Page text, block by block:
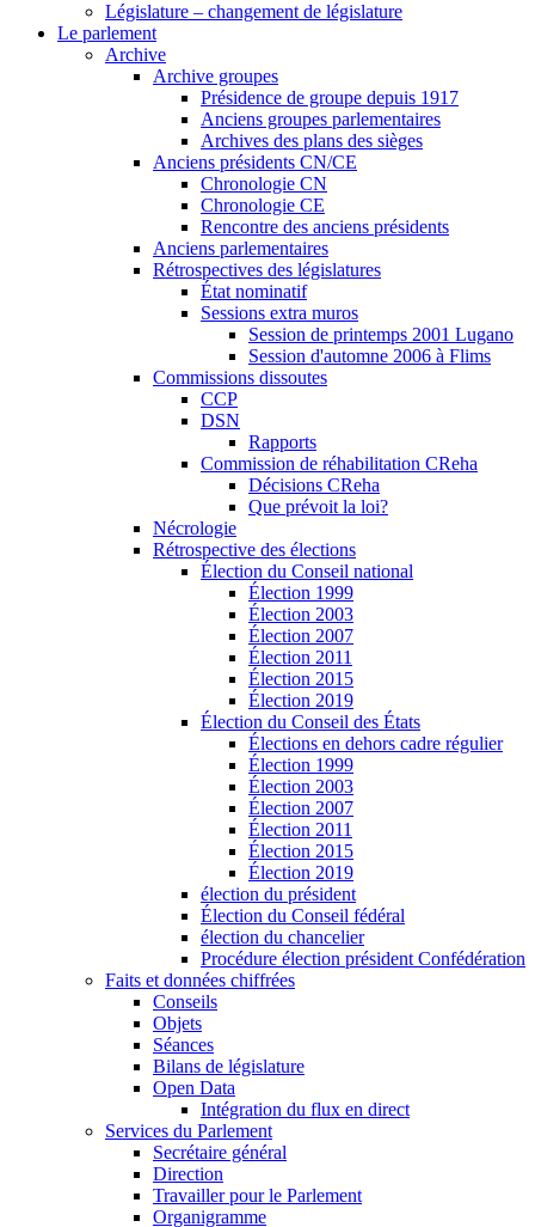
Législature – changement de législature
Le parlement
Archive
Archive groupes
Présidence de groupe depuis 1917
Anciens groupes parlementaires
Archives des plans des sièges
Anciens présidents CN/CE
Chronologie CN
Chronologie CE
Rencontre des anciens présidents
Anciens parlementaires
Rétrospectives des législatures
État nominatif
Sessions extra muros
Session de printemps 2001 Lugano
Session d'automne 2006 à Flims
Commissions dissoutes
CCP
DSN
Rapports
Commission de réhabilitation CReha
Décisions CReha
Que prévoit la loi?
Nécrologie
Rétrospective des élections
Élection du Conseil national
Élection 1999
Élection 2003
Élection 2007
Élection 2011
Élection 2015
Élection 2019
Élection du Conseil des États
Élections en dehors cadre régulier
Élection 1999
Élection 2003
Élection 2007
Élection 2011
Élection 2015
Élection 2019
élection du président
Élection du Conseil fédéral
élection du chancelier
Procédure élection président Confédération
Faits et données chiffrées
Conseils
Objets
Séances
Bilans de législature
Open Data
Intégration du flux en direct
Services du Parlement
Secrétaire général
Direction
Travailler pour le Parlement
Organigramme